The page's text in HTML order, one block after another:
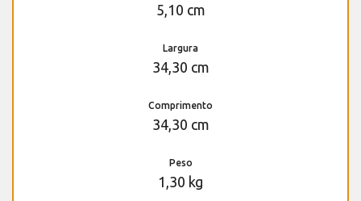
5,10 cm
Largura
34,30 cm
Comprimento
34,30 cm
Peso
1,30 kg